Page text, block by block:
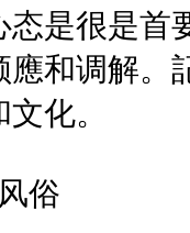
是很是首
和调解。
化。
俗